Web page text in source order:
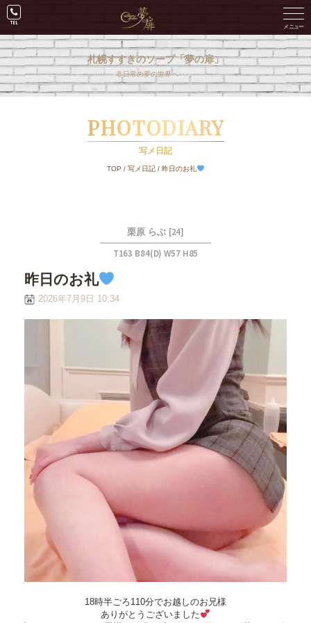
札幌すすきのソープ「夢の扉」
非日常の夢の世界へ･･･。
PHOTODIARY
写メ日記
TOP / 写メ日記/ 昨日のお礼
栗原 らぶ [24]
T163 B84(D) W57 H85
昨日のお礼
2026年7月9日 10:34
18時半ごろ110分でお越しのお兄様
ありがとうございました